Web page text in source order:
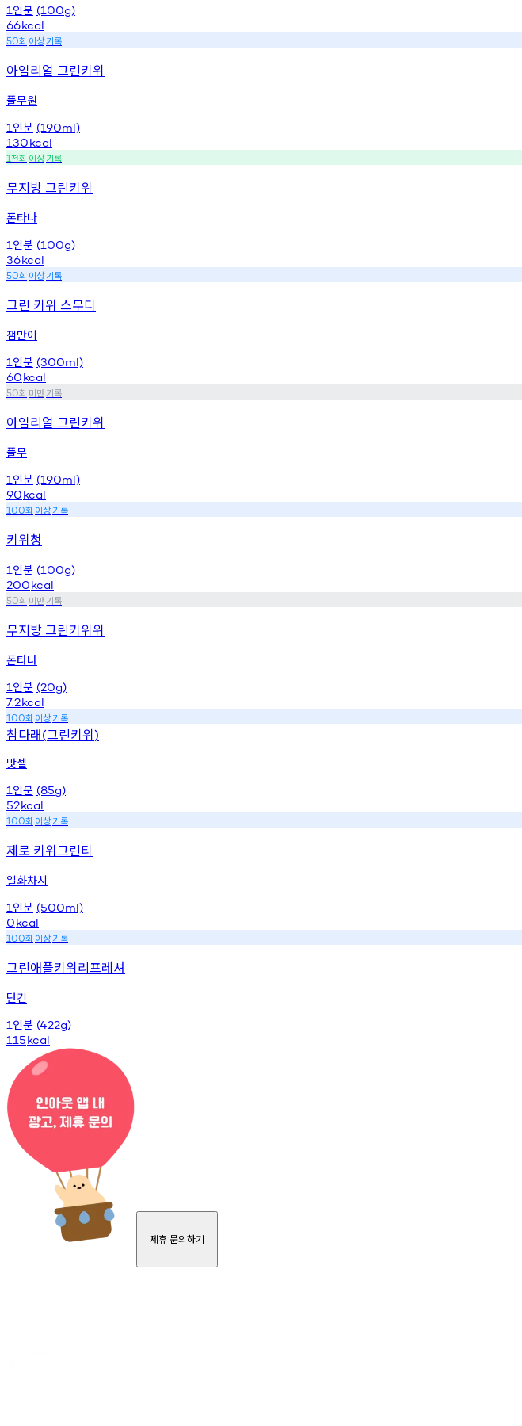
1 인분 (100g)
66kcal
50회 이상기록
아임리얼 그린키위
풀무원
1 인분 (190ml)
130kcal
1천회 이상기록
무지방 그린키위
폰타나
1 인분 (100g)
36kcal
50회 이상기록
그린 키위 스무디
잼만이
1 인분 (300ml)
60kcal
50회 미만기록
아임리얼 그린키위
풀무
1 인분 (190ml)
90kcal
100회 이상기록
키위청
1 인분 (100g)
200kcal
50회 미만기록
무지방 그린키위위
폰타나
1 인분 (20g)
7.2kcal
100회 이상기록
참다래(그린키위)
맛젤
1 인분 (85g)
52kcal
100회 이상기록
제로 키위그린티
일화차시
1 인분 (500ml)
0kcal
100회 이상기록
그린애플키위리프레셔
던킨
1 인분 (422g)
115kcal
제휴 문의하기